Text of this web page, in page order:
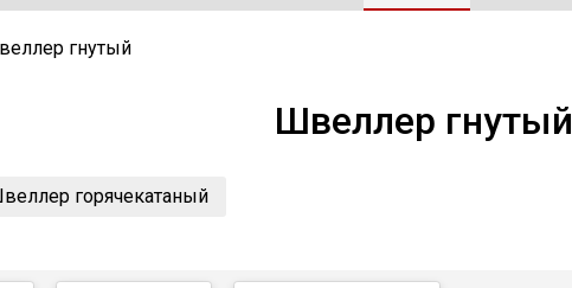
гнутый
Швеллер гнутый
горячекатаный